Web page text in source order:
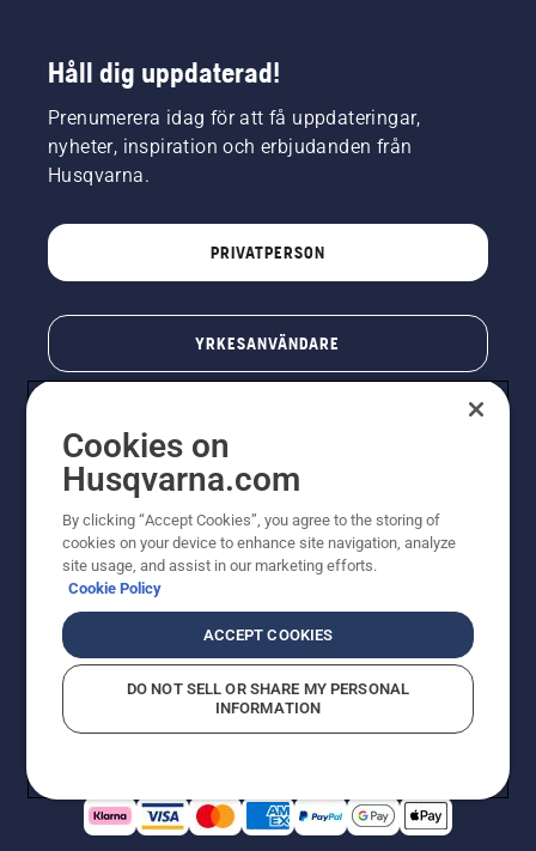
Håll dig uppdaterad!
Prenumerera idag för att få uppdateringar,
nyheter, inspiration och erbjudanden från
Husqvarna.
PRIVATPERSON
YRKESANVÄNDARE
© Husqvarna AB (publ). All rights reserved. Priserna
som visas är rekommenderade cirkapriser. Alla angivna
priser är rekommenderade försäljningspriser (inkl.
moms) om inte produkten är tillgänglig för direkt köp.
CookiepolicyAnvändningsvillkor Sekretessmeddelande
Rapportera misstänkta överträdelser
Cookies on
Husqvarna.com
By clicking “Accept Cookies”, you agree to the storing of
cookies on your device to enhance site navigation, analyze
site usage, and assist in our marketing efforts.
Cookie Policy
ACCEPT COOKIES
DO NOT SELL OR SHARE MY PERSONAL
INFORMATION